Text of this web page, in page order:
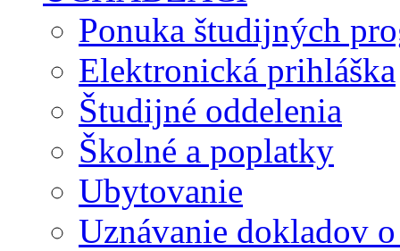
Ponuka študijných
Elektronická prihláška
Študijné oddelenia
Školné a poplatky
Ubytovanie
Uznávanie dokladov